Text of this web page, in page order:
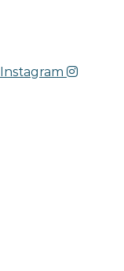
Instagram